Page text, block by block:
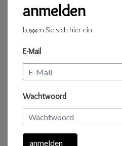
anmelden
Loggen Sie sich hier ein.
E-Mail
Wachtwoord
anmelden